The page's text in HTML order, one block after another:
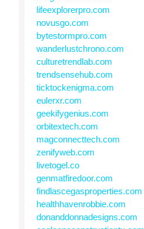
lifeexplorerpro.com
novusgo.com
bytestormpro.com
wanderlustchrono.com
culturetrendlab.com
trendsensehub.com
ticktockenigma.com
eulerxr.com
geekifygenius.com
orbitextech.com
magconnecttech.com
zenifyweb.com
livetogel.co
genmatfiredoor.com
findlascegasproperties.com
healthhavenrobbie.com
donanddonnadesigns.com